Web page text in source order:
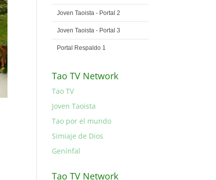
Joven Taoista - Portal 2
Joven Taoista - Portal 3
Portal Respaldo 1
Tao TV Network
Tao TV
Joven Taoista
Tao por el mundo
Simiaje de Dios
Genínfal
Tao TV Network